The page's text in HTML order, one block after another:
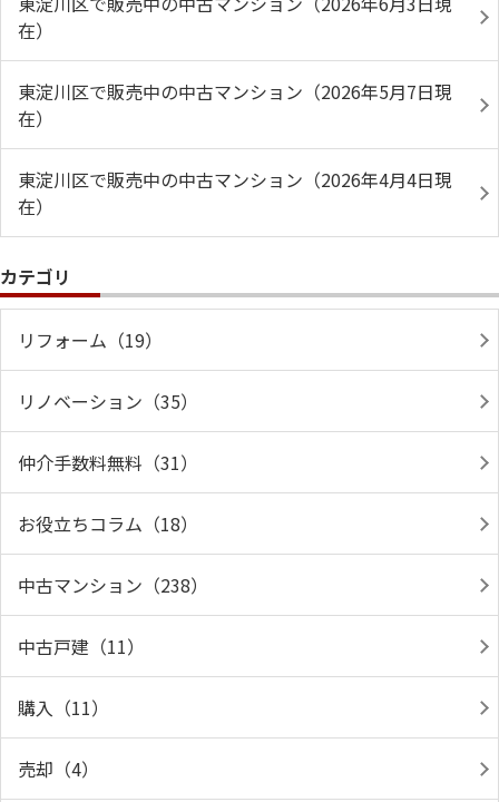
在）
東淀川区で販売中の中古マンション（2026年5月7日現
在）
東淀川区で販売中の中古マンション（2026年4月4日現
在）
カテゴリ
リフォーム（19）
リノベーション（35）
仲介手数料無料（31）
お役立ちコラム（18）
中古マンション（238）
中古戸建（11）
購入（11）
売却（4）